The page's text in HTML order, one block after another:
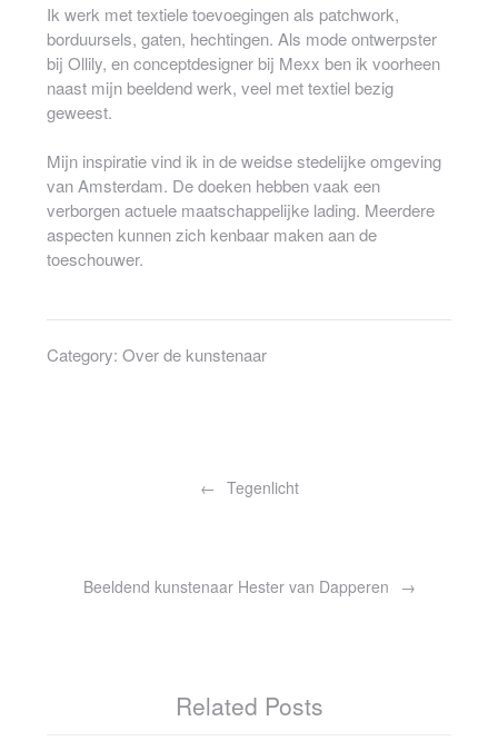
Ik werk met textiele toevoegingen als patchwork,
borduursels, gaten, hechtingen. Als mode ontwerpster
bij Ollily, en conceptdesigner bij Mexx ben ik voorheen
naast mijn beeldend werk, veel met textiel bezig
geweest.
Mijn inspiratie vind ik in de weidse stedelijke omgeving
van Amsterdam. De doeken hebben vaak een
verborgen actuele maatschappelijke lading. Meerdere
aspecten kunnen zich kenbaar maken aan de
toeschouwer.
Category:Over de kunstenaar
Tegenlicht
Beeldend kunstenaar Hester van Dapperen
Related Posts